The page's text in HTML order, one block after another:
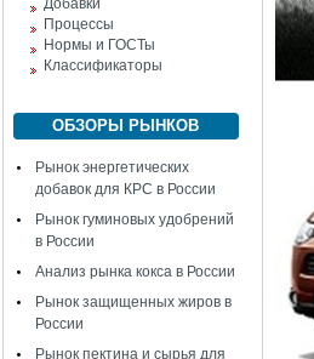
Добавки
Процессы
Нормы и ГОСТы
Классификаторы
ОБЗОРЫ РЫНКОВ
Рынок энергетических
добавок для КРС в России
Рынок гуминовых удобрений
в России
Анализ рынка кокса в России
Рынок защищенных жиров в
России
Рынок пектина и сырья для